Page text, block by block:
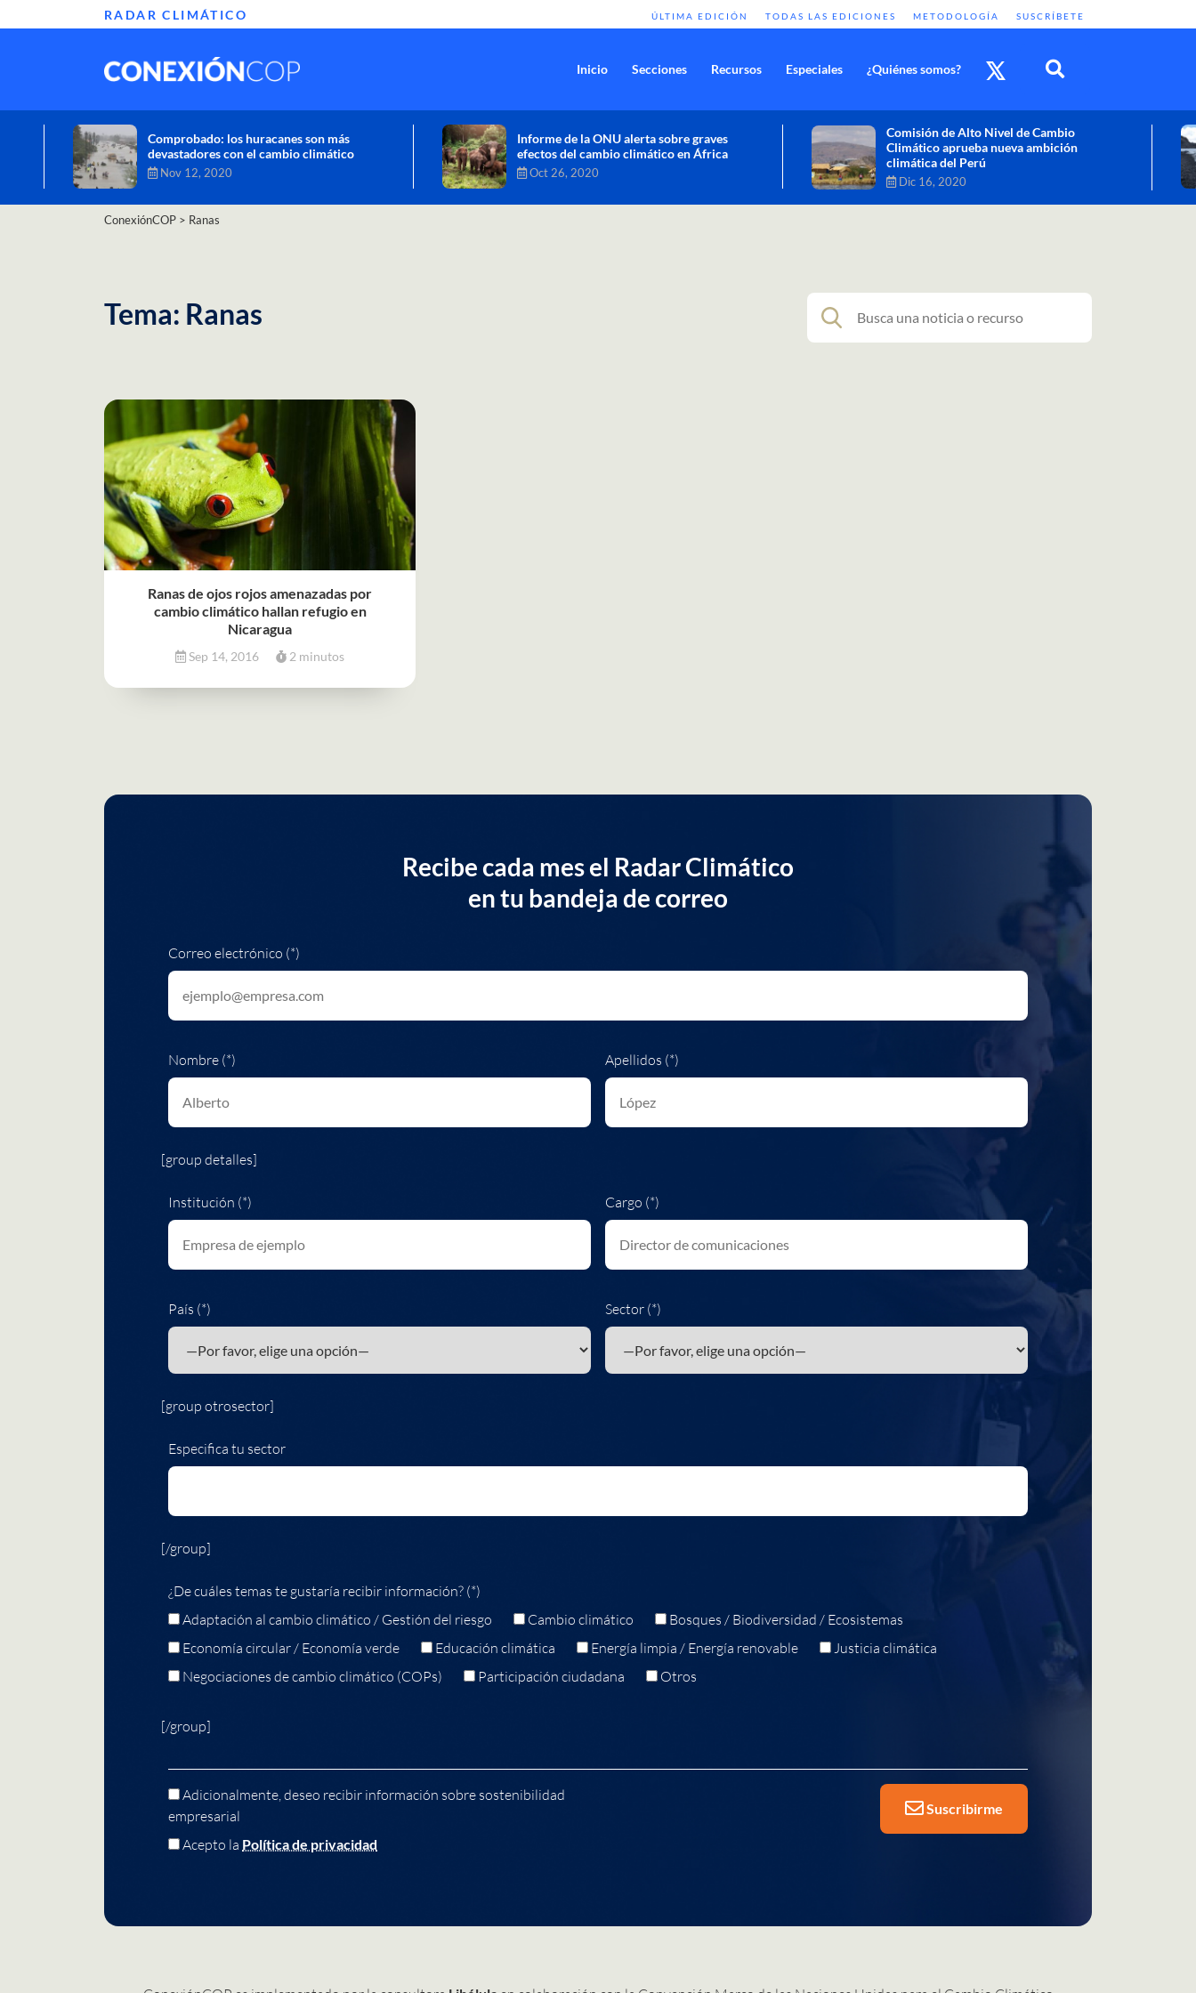
RADAR CLIMÁTICO ÚLTIMA EDICIÓN TODAS LAS EDICIONES METODOLOGÍA SUSCRÍBETE
Inicio Secciones Recursos Especiales ¿Quiénes somos?
Informe de la ONU alerta sobre graves
efectos del cambio climático en África
Oct 26, 2020
Comisión de Alto Nivel de Cambio
Climático aprueba nueva ambición
climática del Perú
Dic 16, 2020
Cambio climático: combatir sus efectos
como objetivo global y urgente
ConexiónCOP > Ranas
Tema: Ranas
Ranas de ojos rojos amenazadas por
cambio climático hallan refugio en
Nicaragua
Sep 14, 2016 2 minutos
Recibe cada mes el Radar Climático
en tu bandeja de correo
Correo electrónico (*)
Nombre (*) Apellidos (*)
[group detalles]
Institución (*) Cargo (*)
País (*) Sector (*)
[group otrosector]
Especifica tu sector
[/group]
¿De cuáles temas te gustaría recibir información? (*)
Adaptación al cambio climático / Gestión del riesgo
Cambio climático
Bosques / Biodiversidad / Ecosistemas
Economía circular / Economía verde
Educación climática Energía limpia / Energía renovable
Justicia climática
Negociaciones de cambio climático (COPs)
Participación ciudadana Otros
[/group]
Adicionalmente, deseo recibir información sobre sostenibilidad
empresarial
Acepto la Política de privacidad
Suscribirme